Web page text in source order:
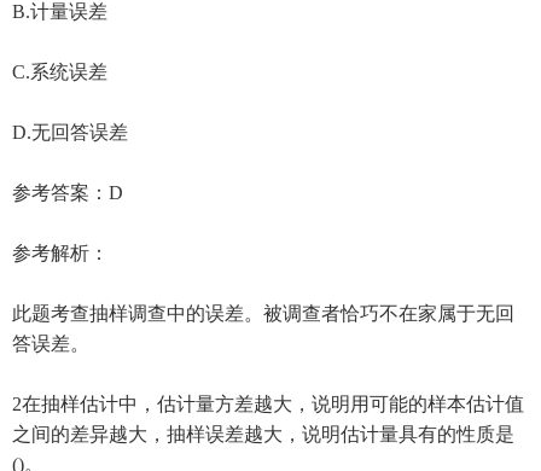
B.计量误差
C.系统误差
D.无回答误差
参考答案：D
参考解析：
此题考查抽样调查中的误差。被调查者恰巧不在家属于无回
答误差。
2在抽样估计中，估计量方差越大，说明用可能的样本估计值
之间的差异越大，抽样误差越大，说明估计量具有的性质是
()。